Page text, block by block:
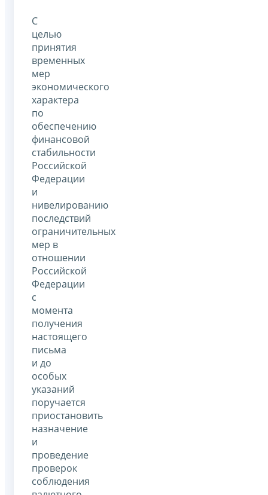
С
целью
принятия
временных
мер
экономического
характера
по
обеспечению
финансовой
стабильности
Российской
Федерации
и
нивелированию
последствий
ограничительных
мер в
отношении
Российской
Федерации
с
момента
получения
настоящего
письма
и до
особых
указаний
поручается
приостановить
назначение
и
проведение
проверок
соблюдения